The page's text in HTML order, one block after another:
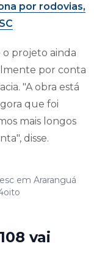
por rodovias,
o projeto ainda
por conta
"A obra está
que foi
mais longos
disse.
em Araranguá
vai